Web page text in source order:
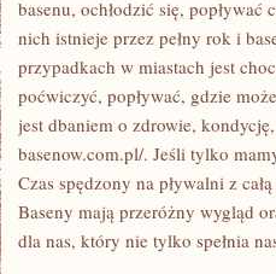
basenu, ochłodzić się,
nich istnieje przez pełny rok i
przypadkach w miastach jest
poćwiczyć, popływać, gdzie
jest dbaniem o zdrowie,
basenow.com.pl/. Jeśli tylko
Czas spędzony na pływalni z
Baseny mają przeróżny wygląd
dla nas, który nie tylko spełnia